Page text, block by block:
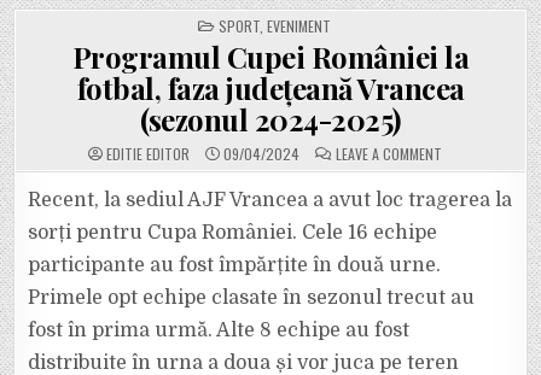
POSTED
IN
SPORT EVENIMENT
Programul Cupei României la
fotbal, faza județeană Vrancea
(sezonul 2024-2025)
EDITIE EDITOR 09/04/2024 LEAVE A COMMENTON
PROGRAMUL
ROMÂNIEI
LA
2024-
Recent, la sediul AJF Vrancea a avut loc tragerea la
sorți pentru Cupa României. Cele 16 echipe
participante au fost împărțite în două urne.
Primele opt echipe clasate în sezonul trecut au
fost în prima urmă. Alte 8 echipe au fost
distribuite în urna a doua și vor juca pe teren